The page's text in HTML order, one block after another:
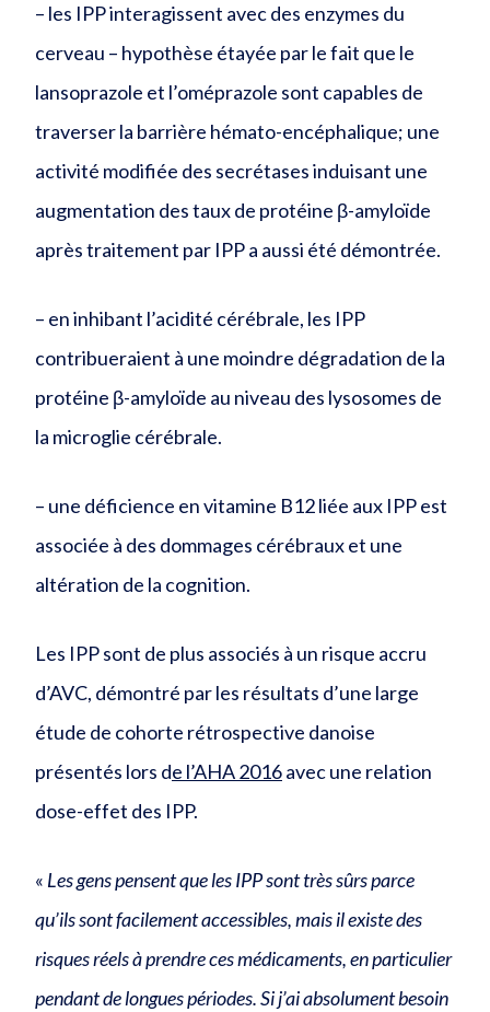
– les IPP interagissent avec des enzymes du
cerveau – hypothèse étayée par le fait que le
lansoprazole et l’oméprazole sont capables de
traverser la barrière hémato-encéphalique; une
activité modifiée des secrétases induisant une
augmentation des taux de protéine β-amyloïde
après traitement par IPP a aussi été démontrée.
– en inhibant l’acidité cérébrale, les IPP
contribueraient à une moindre dégradation de la
protéine β-amyloïde au niveau des lysosomes de
la microglie cérébrale.
– une déficience en vitamine B12 liée aux IPP est
associée à des dommages cérébraux et une
altération de la cognition.
Les IPP sont de plus associés à un risque accru
d’AVC, démontré par les résultats d’une large
étude de cohorte rétrospective danoise
présentés lors de l’AHA 2016avec une relation
dose-effet des IPP.
« Les gens pensent que les IPP sont très sûrs parce
qu’ils sont facilement accessibles, mais il existe des
risques réels à prendre ces médicaments, en particulier
pendant de longues périodes. Si j’ai absolument besoin